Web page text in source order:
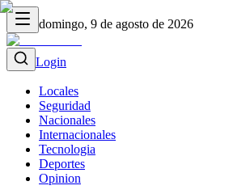
domingo, 9 de agosto de 2026
Login
Locales
Seguridad
Nacionales
Internacionales
Tecnologia
Deportes
Opinion